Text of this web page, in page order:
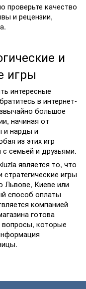
проверьте качество
и рецензии,
и
игры
интересные
в интернет-
большое
начиная от
и нарды и
из этих игр
семьей и друзьями.
является то, что
игры
Львове, Киеве или
способ оплаты
компанией
готова
которые